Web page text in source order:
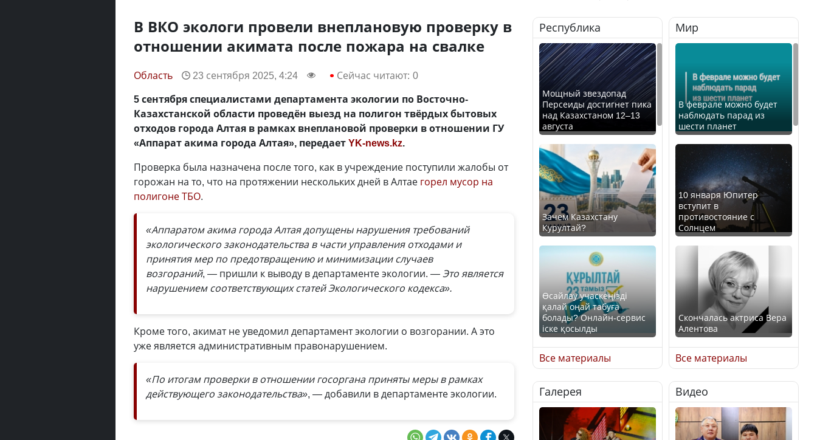
В ВКО экологи провели внеплановую проверку в
отношении акимата после пожара на свалке
Область 23 сентября 2025, 4:24 Сейчас читают: 0
5 сентября специалистами департамента экологии по Восточно-
Казахстанской области проведён выезд на полигон твёрдых бытовых
отходов города Алтая в рамках внеплановой проверки в отношении ГУ
«Аппарат акима города Алтая», передаетYK-news.kz.
Проверка была назначена после того, как в учреждение поступили жалобы от
горожан на то, что на протяжении нескольких дней в Алтае горел мусор на
полигоне ТБО.
«Аппаратом акима города Алтая допущены нарушения требований
экологического законодательства в части управления отходами и
принятия мер по предотвращению и минимизации случаев
возгораний, — пришли к выводу в департаменте экологии. — Это является
нарушением соответствующих статей Экологического кодекса».
Кроме того, акимат не уведомил департамент экологии о возгорании. А это
уже является административным правонарушением.
«По итогам проверки в отношении госоргана приняты меры в рамках
действующего законодательства», — добавили в департаменте экологии.
Республика
Мощный звездопад
Персеиды достигнет пика
над Казахстаном 12–13
августа
Зачем Казахстану
Курултай?
Өсайлау учаскеңізді
қалай оңай табуға
болады? Онлайн-сервис
іске қосылды
Как легко найти свой
участок для голосования?
Все материалы
Мир
В феврале можно будет
наблюдать парад из
шести планет
10 января Юпитер
вступит в
противостояние с
Солнцем
Скончалась актриса Вера
Алентова
В РФ вынесен заочный
приговор по уголовному
делу об убийстве Игоря
Талькова
Все материалы
Галерея Видео